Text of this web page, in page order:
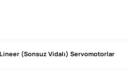
Lineer (Sonsuz Vidalı) Servomotorlar